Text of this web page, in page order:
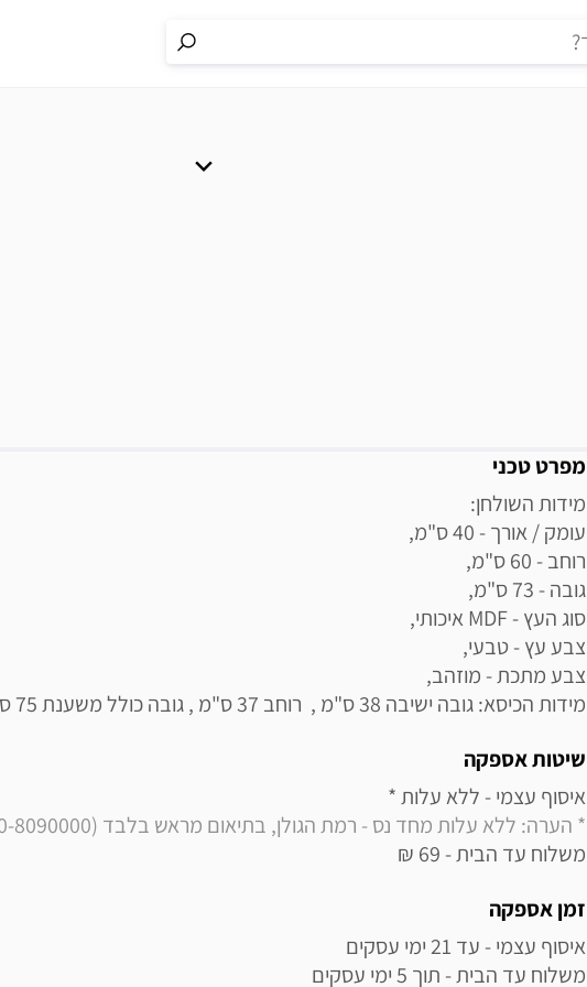
מידע נוסף
מפרט טכני
מידות הכיסא: גובה ישיבה 38 ס"מ ,  רוחב 37 ס"מ , גובה כולל משענת 75 ס"מ
שיטות אספקה
איסוף עצמי - ללא עלות *
* הערה: ללא עלות מחד נס - רמת הגולן, בתיאום מראש בלבד (050-8090000)
משלוח עד הבית - 69 ₪
זמן אספקה
משלוח עד הבית - תוך 5 ימי עסקים